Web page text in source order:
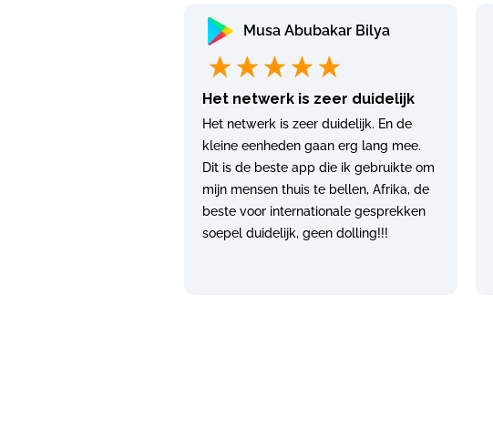
Musa Abubakar Bilya
Het netwerk is zeer duidelijk
Het netwerk is zeer duidelijk. En de
kleine eenheden gaan erg lang mee.
Dit is de beste app die ik gebruikte om
mijn mensen thuis te bellen, Afrika, de
beste voor internationale gesprekken
soepel duidelijk, geen dolling!!!